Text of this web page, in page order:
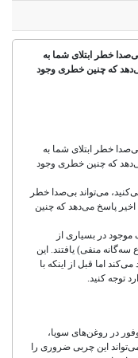
خطر ابتلای شما به
که چنین خطری وجود
خطر ابتلای شما به
که چنین خطری وجود
می‌تواند بی‌صدا خطر
اخیر پاسخ می‌دهد که چنین
موجود در بسیاری از
منفی) یافتند. این
اما قبل از اینکه با
توجه کنید.
چرب امگا-۶ است که به وفور در روغن‌های سویا،
این چربی ضروری را